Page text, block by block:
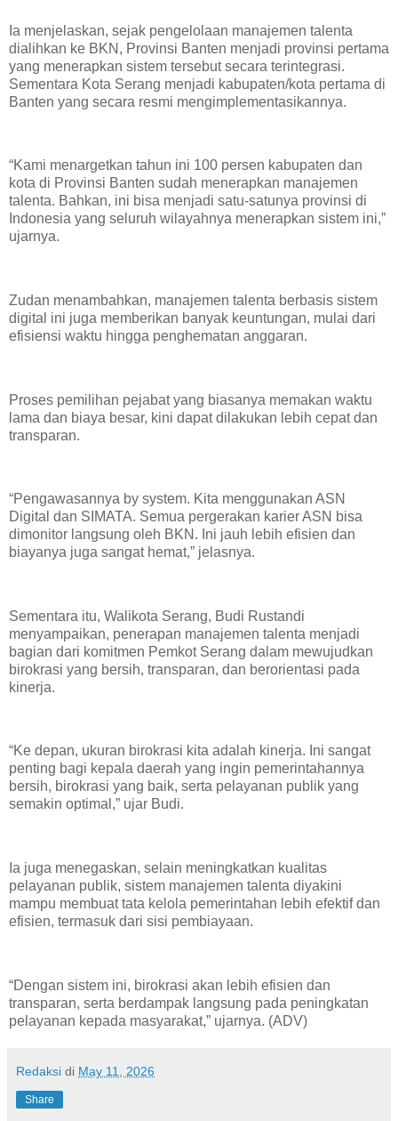
Ia menjelaskan, sejak pengelolaan manajemen talenta
dialihkan ke BKN, Provinsi Banten menjadi provinsi pertama
yang menerapkan sistem tersebut secara terintegrasi.
Sementara Kota Serang menjadi kabupaten/kota pertama di
Banten yang secara resmi mengimplementasikannya.
“Kami menargetkan tahun ini 100 persen kabupaten dan
kota di Provinsi Banten sudah menerapkan manajemen
talenta. Bahkan, ini bisa menjadi satu-satunya provinsi di
Indonesia yang seluruh wilayahnya menerapkan sistem ini,”
ujarnya.
Zudan menambahkan, manajemen talenta berbasis sistem
digital ini juga memberikan banyak keuntungan, mulai dari
efisiensi waktu hingga penghematan anggaran.
Proses pemilihan pejabat yang biasanya memakan waktu
lama dan biaya besar, kini dapat dilakukan lebih cepat dan
transparan.
“Pengawasannya by system. Kita menggunakan ASN
Digital dan SIMATA. Semua pergerakan karier ASN bisa
dimonitor langsung oleh BKN. Ini jauh lebih efisien dan
biayanya juga sangat hemat,” jelasnya.
Sementara itu, Walikota Serang, Budi Rustandi
menyampaikan, penerapan manajemen talenta menjadi
bagian dari komitmen Pemkot Serang dalam mewujudkan
birokrasi yang bersih, transparan, dan berorientasi pada
kinerja.
“Ke depan, ukuran birokrasi kita adalah kinerja. Ini sangat
penting bagi kepala daerah yang ingin pemerintahannya
bersih, birokrasi yang baik, serta pelayanan publik yang
semakin optimal,” ujar Budi.
Ia juga menegaskan, selain meningkatkan kualitas
pelayanan publik, sistem manajemen talenta diyakini
mampu membuat tata kelola pemerintahan lebih efektif dan
efisien, termasuk dari sisi pembiayaan.
“Dengan sistem ini, birokrasi akan lebih efisien dan
transparan, serta berdampak langsung pada peningkatan
pelayanan kepada masyarakat,” ujarnya. (ADV)
Redaksi di May 11, 2026
Share